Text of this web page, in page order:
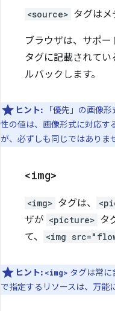
<source> タグはメ
ブラウザは、サポ
タグに記載されてい
ルバックします。
ヒント: 「優先」の画像
性の値は、画像形式に対応す
が、必ずしも同じではありま
<img>
<img> タグは、
ザが <picture> タ
て、
<img
ヒント: <img> タグは常に
で指定するリソースは、万能